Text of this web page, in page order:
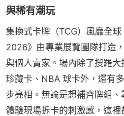
與稀有潮玩
集換式卡牌（TCG）風靡全
2026》由專業展覽團隊打造
與個人賣家。場內除了搜羅
珍藏卡、NBA 球卡外，還有
步亮相。無論是想補齊牌組
體驗現場拆卡的刺激感，這裡